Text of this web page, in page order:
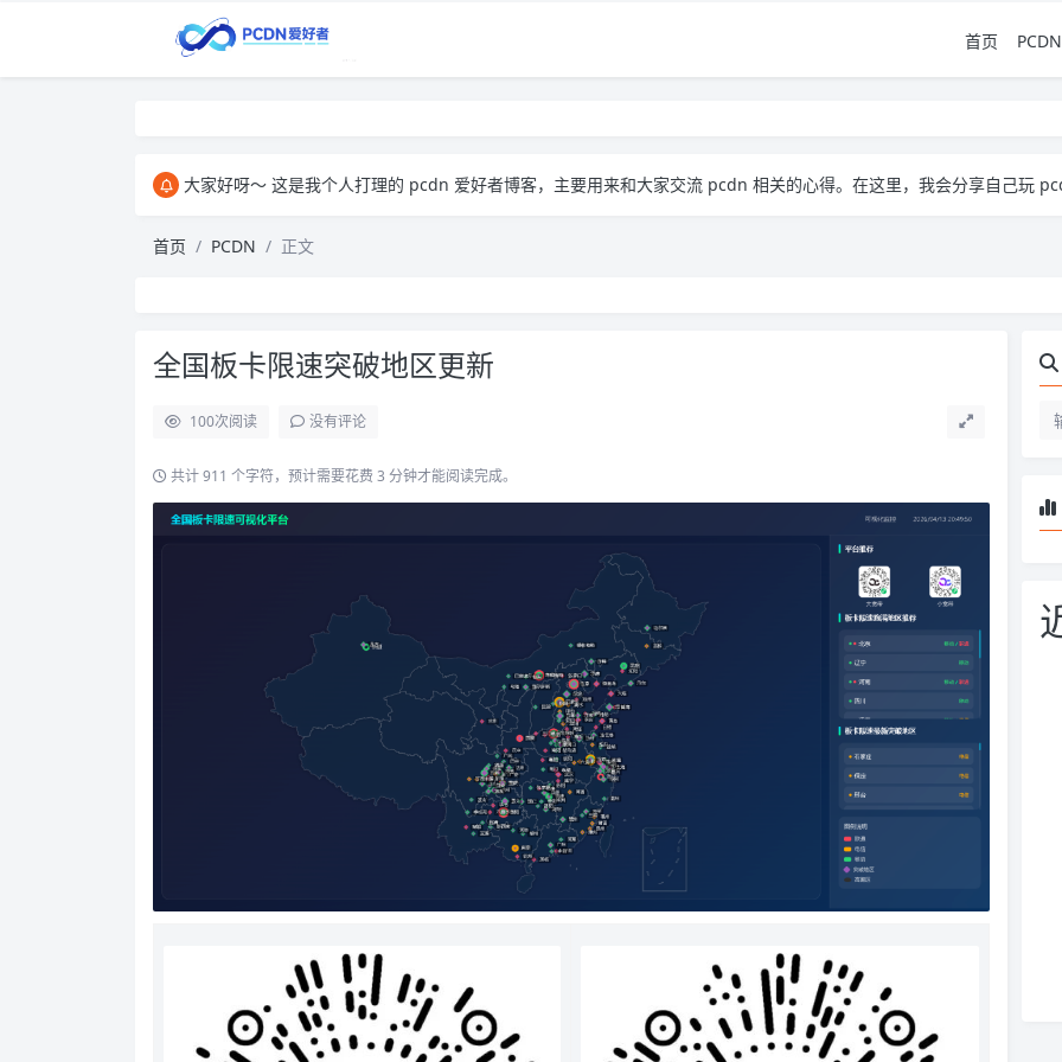
首页 PCDN
大家好呀～ 这是我个人打理的 pcdn 爱好者博客，主要用来和大家交流 pcdn 相关的心得。​ 在这里，我会分享自己玩 pcdn 的经验、实用技巧，也会放一些收集到的资源
首页 PCDN 正文
全国板卡限速突破地区更新
100次阅读 没有评论
共计 911 个字符，预计需要花费 3 分钟才能阅读完成。